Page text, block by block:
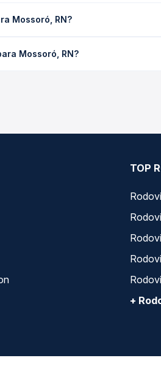
os horários disponíveis e vê a
Mossoró, RN?
de todas as viações em tempo
Mossoró, RN?
TOP
+